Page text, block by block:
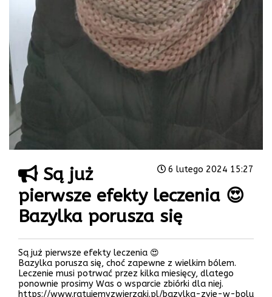
6 lutego 2024 15:27
Są już
pierwsze efekty leczenia 😍
Bazylka porusza się
Są już pierwsze efekty leczenia 😍
Bazylka porusza się, choć zapewne z wielkim bólem.
Leczenie musi potrwać przez kilka miesięcy, dlatego
ponownie prosimy Was o wsparcie zbiórki dla niej.
https://www.ratujemyzwierzaki.pl/bazylka-zyje-w-bolu